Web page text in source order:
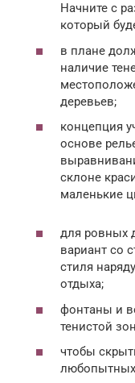
Начните с
который
в плане
наличие
деревьев;
концепция
основе
склоне
маленькие
для ровных
вариант со
стиля
отдыха;
фонтаны и
тенистой
чтобы
любопытных